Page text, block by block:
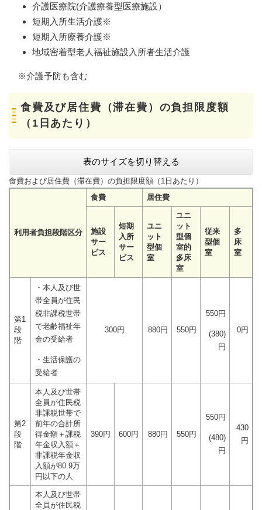
介護医療院(介護療養型医療施設）
短期入所生活介護※
短期入所療養介護※
地域密着型老人福祉施設入所者生活介護
※介護予防も含む
食費及び居住費（滞在費）の負担限度額
（1日あたり）
表のサイズを切り替える
食費および居住費（滞在費）の負担限度額（1日あたり）
利用者負担段階区分
食費 居住費
施設
サー
ビス
短期
入所
サー
ビス
ユニ
ット
型個
室
ユニ
ット
型個
室的
多床
室
従来
型個
室
多
床
室
第1
段
階
・本人及び世
帯全員が住民
税非課税世帯
で老齢福祉年
金の受給者
・生活保護の
受給者
300円 880円 550円
550円
(380)
円
0円
第2
段
階
本人及び世帯
全員が住民税
非課税世帯で
前年の合計所
得金額＋課税
年金収入額＋
非課税年金収
入額が80.9万
円以下の人
390円 600円 880円 550円
550円
(480)
円
430
円
本人及び世帯
全員が住民税